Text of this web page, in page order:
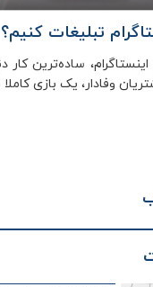
تبلیغات کنیم؟
ساده‌ترین کار
وفادار، یک بازی